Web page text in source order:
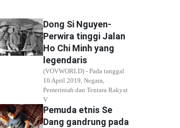
Dong Si Nguyen-
Perwira tinggi Jalan
Ho Chi Minh yang
legendaris
(VOVWORLD) - Pada tanggal
10 April 2019, Negara,
Pemerintah dan Tentara Rakyat
V
Pemuda etnis Se
Dang gandrung pada